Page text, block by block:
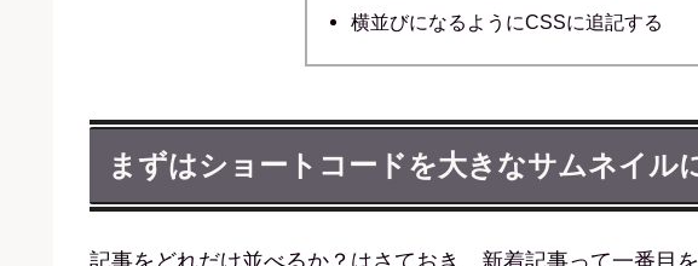
横並びになるようにCSSに追記する
まずはショートコードを大きなサムネイル
記事をどれだけ並べるか？はさておき、新着記事って一番目